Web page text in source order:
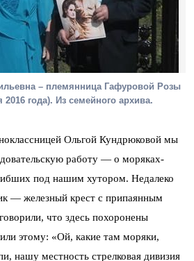
– племянница Гафуровой Розы
года). Из семейного архива.
Ольгой Кундрюковой мы
работу — о моряках-
под нашим хутором. Недалеко
— железный крест с припаянным
что здесь похоронены
этому: «Ой, какие там моряки,
нашу местность стрелковая дивизия